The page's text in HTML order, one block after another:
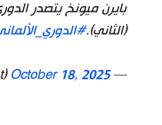
(الثاني).
— Newspoots (@newspootsfoot)
October 18, 2025